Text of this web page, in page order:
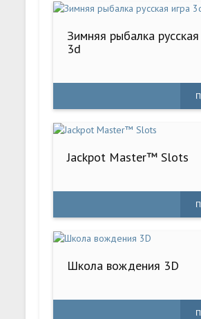
Зимняя рыбалка русская
3d
Jackpot Master™ Slots
Школа вождения 3D